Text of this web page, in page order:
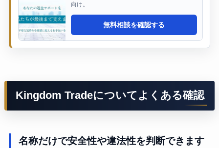
向け。
無料相談を確認する
Kingdom Tradeについてよくある確認
名称だけで安全性や違法性を判断できます